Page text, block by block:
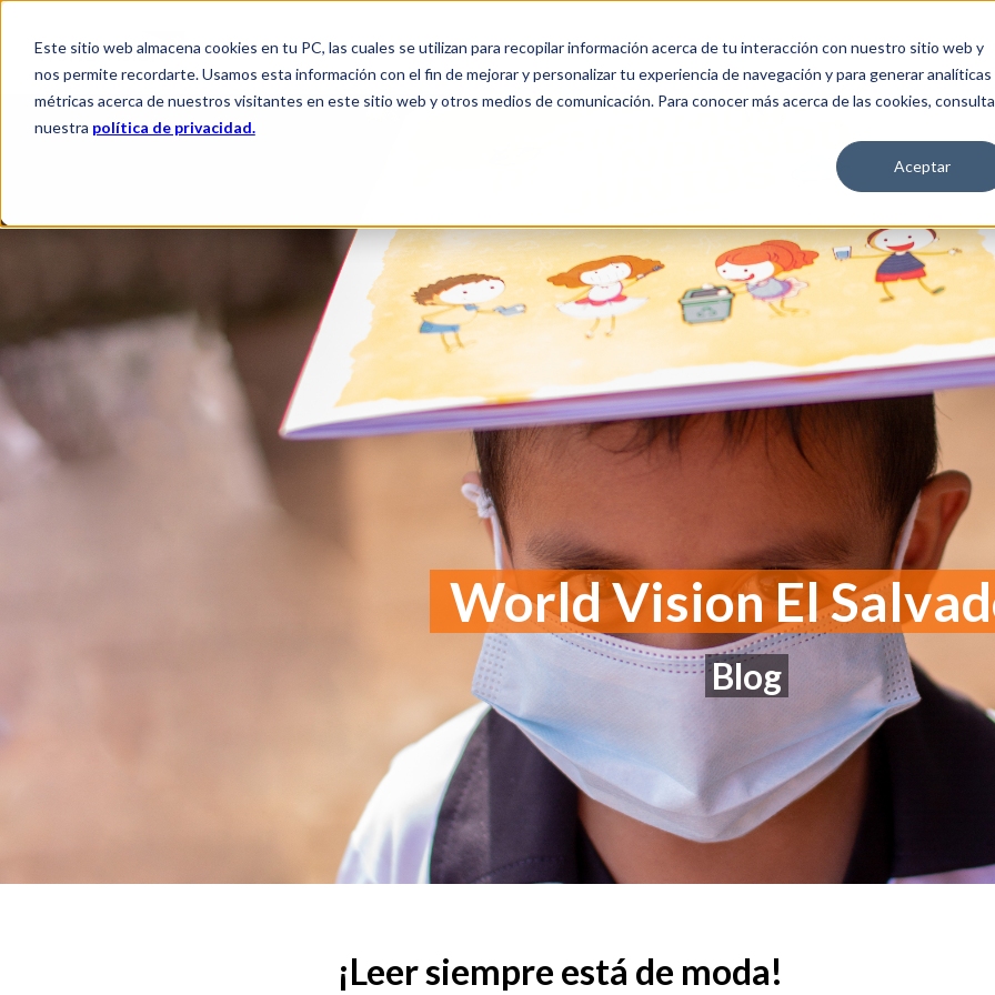
Este sitio web almacena cookies en tu PC, las cuales se utilizan para recopilar información acerca de tu interacción con nuestro sitio web y
nos permite recordarte. Usamos esta información con el fin de mejorar y personalizar tu experiencia de navegación y para generar analíticas
métricas acerca de nuestros visitantes en este sitio web y otros medios de comunicación. Para conocer más acerca de las cookies, consulta
nuestra política de privacidad.
Aceptar
QUIÉNES SOMOS QUÉ HACEMOS ÚNETE CA4 MEDIA
World Vision El
Blog
¡Leer siempre está de moda!